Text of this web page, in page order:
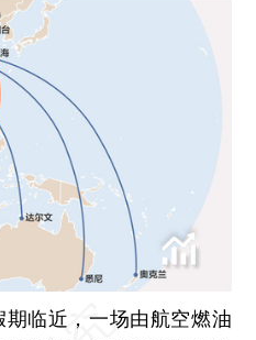
期临近，一场由航空燃油